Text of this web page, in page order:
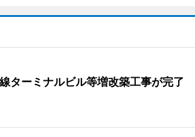
ターミナルビル等増改築工事が完了